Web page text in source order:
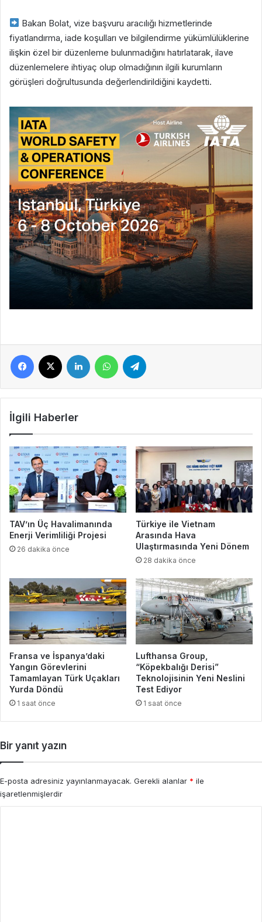
Bakan Bolat, vize başvuru aracılığı hizmetlerinde
fiyatlandırma, iade koşulları ve bilgilendirme yükümlülüklerine
ilişkin özel bir düzenleme bulunmadığını hatırlatarak, ilave
düzenlemelere ihtiyaç olup olmadığının ilgili kurumların
görüşleri doğrultusunda değerlendirildiğini kaydetti.
Facebook LinkedIn WhatsApp
İlgili Haberler
TAV’ın Üç Havalimanında
Enerji Verimliliği Projesi
26 dakika önce
Türkiye ile Vietnam
Arasında Hava
Ulaştırmasında Yeni Dönem
28 dakika önce
Fransa ve İspanya’daki
Yangın Görevlerini
Tamamlayan Türk Uçakları
Yurda Döndü
1 saat önce
Lufthansa Group,
“Köpekbalığı Derisi”
Teknolojisinin Yeni Neslini
Test Ediyor
1 saat önce
Bir yanıt yazın
E-posta adresiniz yayınlanmayacak. Gerekli alanlar * ile
işaretlenmişlerdir